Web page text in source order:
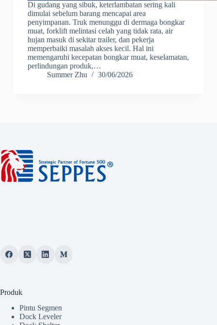
Di gudang yang sibuk, keterlambatan sering kali
dimulai sebelum barang mencapai area
penyimpanan. Truk menunggu di dermaga bongkar
muat, forklift melintasi celah yang tidak rata, air
hujan masuk di sekitar trailer, dan pekerja
memperbaiki masalah akses kecil. Hal ini
memengaruhi kecepatan bongkar muat, keselamatan,
perlindungan produk,…
Summer Zhu
30/06/2026
Produk
Pintu Segmen
Dock Leveler